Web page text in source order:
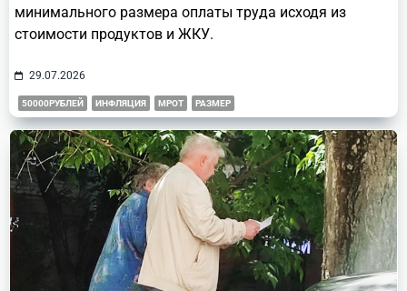
минимального размера оплаты труда исходя из
стоимости продуктов и ЖКУ.
29.07.2026
50000РУБЛЕЙ ИНФЛЯЦИЯ МРОТ РАЗМЕР